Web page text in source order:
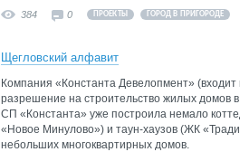
384 0 ПРОЕКТЫ ГОРОД В ПРИГОРОДЕ
Щегловский алфавит
Компания «Константа Девелопмент»
разрешение на строительство жилых домов
СП «Константа» уже построила немало
«Новое Минулово») и таун-хаузов (ЖК
небольших многоквартирных домов.